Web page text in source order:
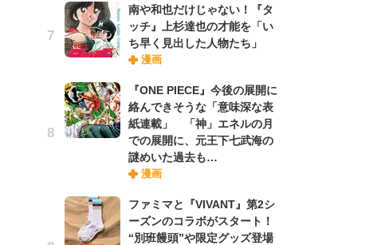
南や和也だけじゃない！『タ
ッチ』上杉達也の才能を「い
ち早く見出した人物たち」
漫画
『ONE PIECE』今後の展開に
絡んできそうな「意味深な表
紙連載」 「神」エネルの月
での展開に、元王下七武海の
謎めいた過去も…
漫画
ファミマと『VIVANT』第2シ
ーズンのコラボがスタート！
“別班饅頭”や限定グッズ登場